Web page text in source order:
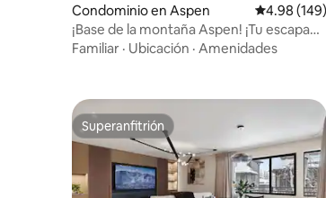
Condominio en Aspen
4.98 (149)
¡Base de la montaña Aspen! ¡Tu escapada
perfecta!
Familiar · Ubicación · Amenidades
Superanfitrión
Superanfitrión